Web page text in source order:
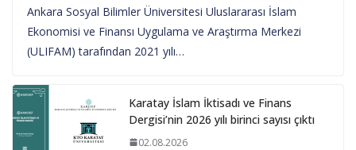
Ankara Sosyal Bilimler Üniversitesi Uluslararası İslam
Ekonomisi ve Finansı Uygulama ve Araştırma Merkezi
(ULIFAM) tarafından 2021 yılı…
Karatay İslam İktisadı ve Finans
Dergisi’nin 2026 yılı birinci sayısı çıktı
02.08.2026